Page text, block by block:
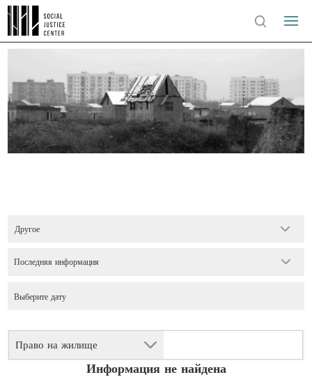
Другое
Право на жилище
Последняя информация
Информация не найдена